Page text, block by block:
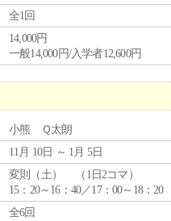
全1回
14,000円
一般14,000円/入学者12,600円
小熊 Ｑ太朗
11月 10日 ～ 1月 5日
変則（土） （1日2コマ）
15：20～16：40／17：00～18：20
全6回